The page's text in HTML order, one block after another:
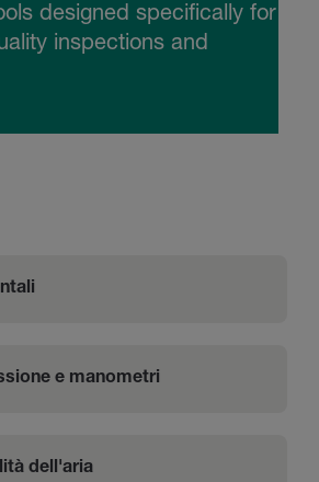
designed specifically for
inspections and
e manometri
dell'aria